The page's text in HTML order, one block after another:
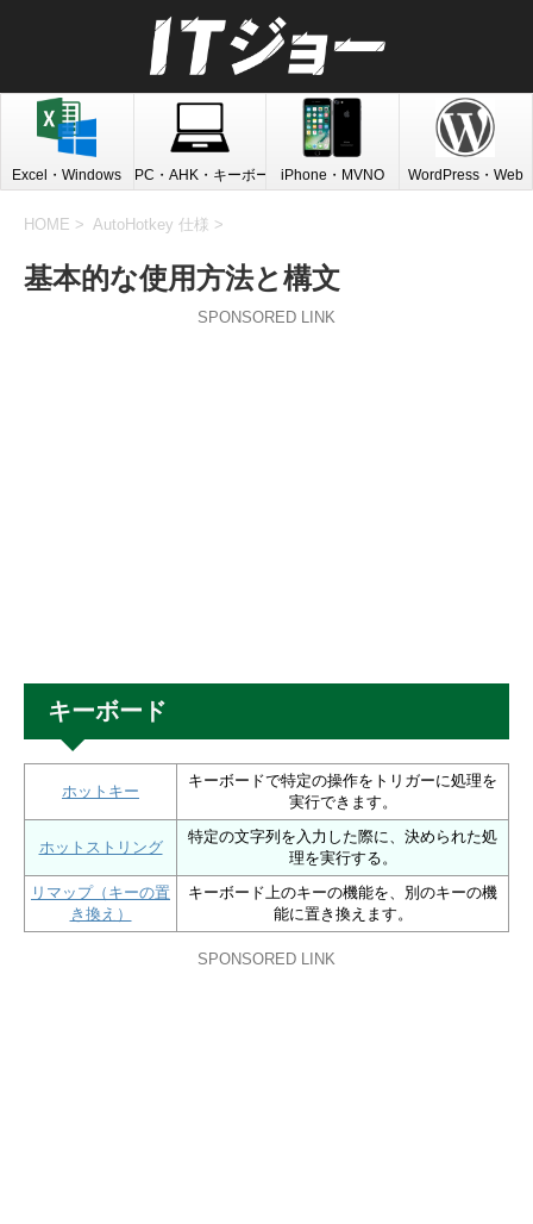
Excel・Windows PC・AHK・キーボードiPhone・MVNO WordPress・Web
HOME > AutoHotkey 仕様 >
基本的な使用方法と構文
SPONSORED LINK
キーボード
ホットキー
キーボードで特定の操作をトリガーに処理を
実行できます。
ホットストリング
特定の文字列を入力した際に、決められた処
理を実行する。
リマップ（キーの置
き換え）
キーボード上のキーの機能を、別のキーの機
能に置き換えます。
SPONSORED LINK